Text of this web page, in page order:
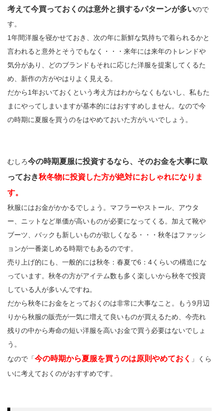
考えて今買っておくのは意外と損するパターンが多いので
す。
1年間洋服を寝かせておき、次の年に新鮮な気持ちで着られるかと
言われると意外とそうでもなく・・・来年には来年のトレンドや
気分があり、どのブランドもそれに応じた洋服を提案してくるた
め、新作の方がやはりよく見える。
だから1年おいておくという考え方はわからなくもないし、私もた
まにやってしまいますが基本的にはおすすめしません。なので今
の時期に夏服を買うのをはやめておいた方がいいでしょう。
むしろ今の時期夏服に投資するなら、そのお金を大事に取
っておき秋冬物に投資した方が絶対におしゃれになりま
す。
秋服にはお金がかかるでしょう。マフラーやストール、アウタ
ー、ニットなど単価が高いものが必要になってくる。加えて靴や
ブーツ、バックも新しいものが欲しくなる・・・秋冬はファッシ
ョンが一番楽しめる時期でもあるのです。
売り上げ的にも、一般的には秋冬：春夏で6：4くらいの構造にな
っています。秋冬の方がアイテム数も多く楽しいから秋冬で投資
している人が多いんですね。
だから秋冬にお金をとっておくのは非常に大事なこと。もう9月辺
りから秋服の販売が一気に増えて良いものが買えるため、今売れ
残りの中から寿命の短い洋服を高いお金で買う必要はないでしょ
う。
なので「今の時期から夏服を買うのは原則やめておく
」くら
いに考えておくのがおすすめです。